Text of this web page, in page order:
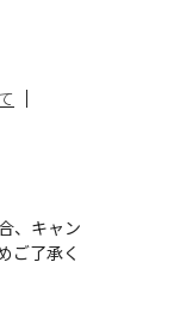
、キャン
ご了承く